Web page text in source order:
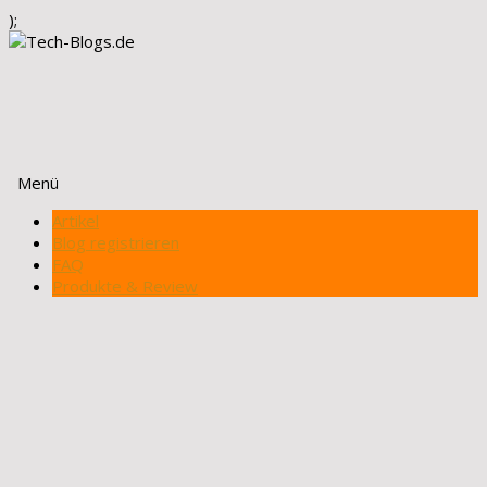
);
Menü
Zum
Inhalt
springen
Artikel
Blog registrieren
FAQ
Produkte & Review